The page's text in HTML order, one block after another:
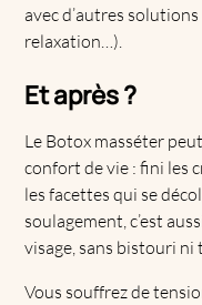
avec d’autres
relaxation…).
Et après ?
Le Botox masséter
confort de vie : fini les
les facettes qui se
soulagement, c’est
visage, sans bistouri
Vous souffrez de